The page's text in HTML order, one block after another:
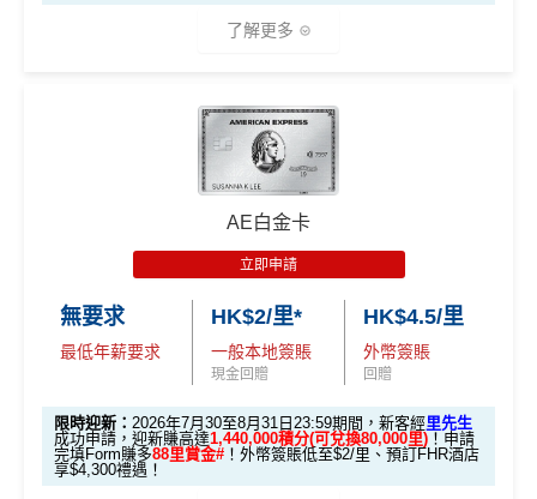
了解更多
條件 (於首3個月內
🎯 第一階段：開卡必做 (登記特別優惠)
1️⃣ 啟動「本地簽賬 6
X 積分」優惠（每季
上限 HK$15,000）
📍登記優惠 1：htt
ps://shorturl.at/K
AE白金卡
立即申請
無要求
最低年薪要求
HK$2/里*
一般本地簽賬
現金回贈
HK$4.5/里
外幣簽賬
回贈
限時迎新： 2026年7月30至8月31日23:59期間，新客經里先生
成功申請，迎新賺高達1,440,000積分(可兌換80,000里) ！申請
完填Form賺多88里賞金# ！外幣簽賬低至$2/里、預訂FHR酒店
享$4,300禮遇！